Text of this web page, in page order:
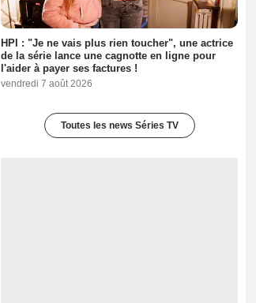
HPI : "Je ne vais plus rien toucher", une actrice
de la série lance une cagnotte en ligne pour
l'aider à payer ses factures !
vendredi 7 août 2026
Toutes les news Séries TV